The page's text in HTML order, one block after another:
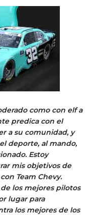
como con elf a
predica con el
a su comunidad, y
deporte, al mando,
Estoy
mis objetivos de
Team Chevy.
los mejores pilotos
lugar para
los mejores de los